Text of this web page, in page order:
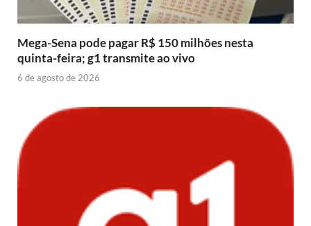
Mega-Sena pode pagar R$ 150 milhões nesta
quinta-feira; g1 transmite ao vivo
6 de agosto de 2026